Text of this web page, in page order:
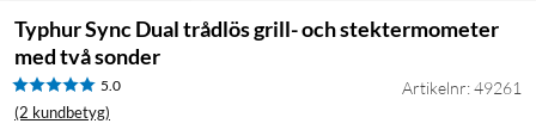
Typhur Sync Dual trådlös grill- och stektermometer
med två sonder
5.0
(2 kundbetyg)
Artikelnr: 49261